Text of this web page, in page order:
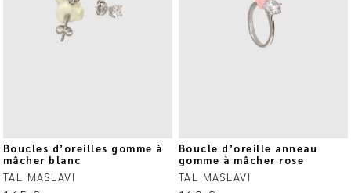
Boucles d’oreilles gomme à
mâcher blanc
TAL MASLAVI
Boucle d’oreille anneau
gomme à mâcher rose
TAL MASLAVI